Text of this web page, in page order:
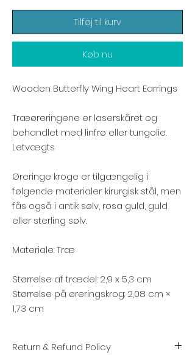
Tilføj til kurv
Køb nu
Wooden Butterfly Wing Heart Earrings
Træøreringene er laserskåret og
behandlet med linfrø eller tungolie.
Letvægts
Øreringe kroge er tilgængelig i
følgende materialer: kirurgisk stål, men
fås også i antik sølv, rosa guld, guld
eller sterling sølv.
Materiale: Træ
Størrelse af trædel: 2,9 x 5,3 cm
Størrelse på øreringskrog: 2,08 cm ×
1,73 cm
Return & Refund Policy